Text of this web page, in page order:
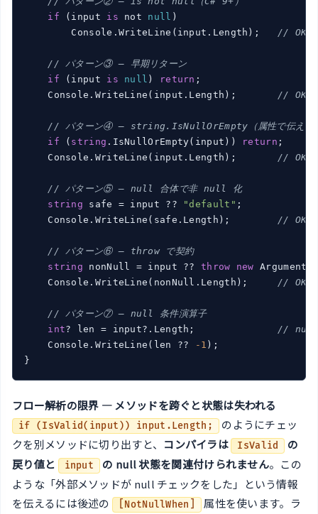
if (input is not null )
        Console.WriteLine(input.Length);
// OK
// パターン③ — 早期リターン
if (input is null ) return ;
    Console.WriteLine(input.Length);
// OK:
// パターン④ — string.IsNullOrEmpty（属性で伝える
if ( string .IsNullOrEmpty(input)) return ;
    Console.WriteLine(input.Length);
// OK:
// パターン⑤ — null 合体で非 null 化
string safe = input ?? "default" ;
    Console.WriteLine(safe.Length);
// OK
// パターン⑥ — throw で契約
string nonNull = input ?? throw new
    Console.WriteLine(nonNull.Length);
// OK
// パターン⑦ — null 条件演算子
int? len = input?.Length; // null
    Console.WriteLine(len ??
-1 );
フロー解析の限界 — メソッドを跨ぐと状態は失われる
if (IsValid(input)) input.Length;
のようにチェッ
クを別メソッドに切り出すと、 コンパイラは IsValid
の
戻り値と
input の null 状態を関連付けられません。この
ような「外部メソッドが null チェックをした」という情報
を伝えるには後述の
[NotNullWhen]
属性を使います。ラ